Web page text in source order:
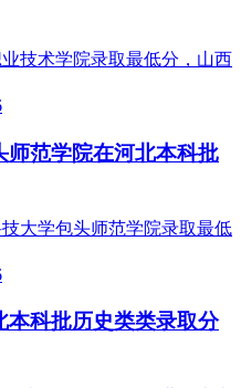
师范学院在河北本科批
本科批历史类类录取分